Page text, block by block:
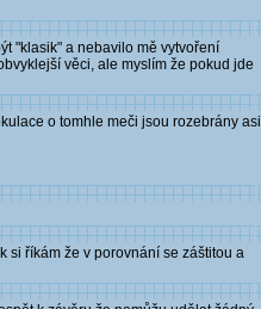
"klasik" a nebavilo mě vytvoření
věci, ale myslím že pokud jde
o tomhle meči jsou rozebrány asi
si říkám že v porovnání se záštitou a